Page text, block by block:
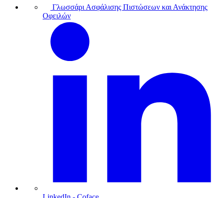
Γλωσσάρι Ασφάλισης Πιστώσεων και Ανάκτησης
Οφειλών